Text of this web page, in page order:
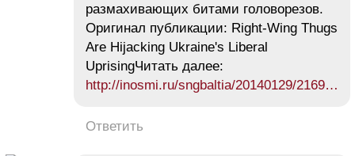
размахивающих битами головорезов.
Оригинал публикации: Right-Wing Thugs
Are Hijacking Ukraine's Liberal
UprisingЧитать далее:
http://inosmi.ru/sngbaltia/20140129/2169…
Ответить